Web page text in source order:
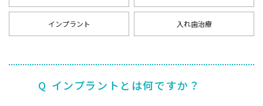
インプラント 入れ歯治療
Q インプラントとは何ですか？